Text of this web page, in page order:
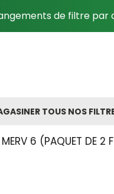
de filtre par
TOUS NOS
6 (PAQUET DE 2